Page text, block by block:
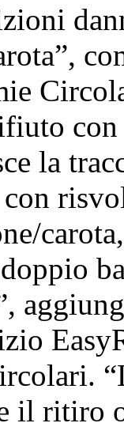
la
il ritiro